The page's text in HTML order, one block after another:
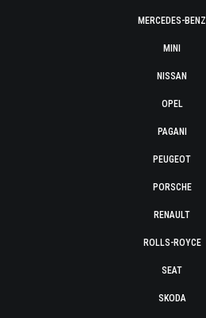
MERCEDES-BENZ
MINI
NISSAN
OPEL
PAGANI
PEUGEOT
PORSCHE
RENAULT
ROLLS-ROYCE
SEAT
SKODA